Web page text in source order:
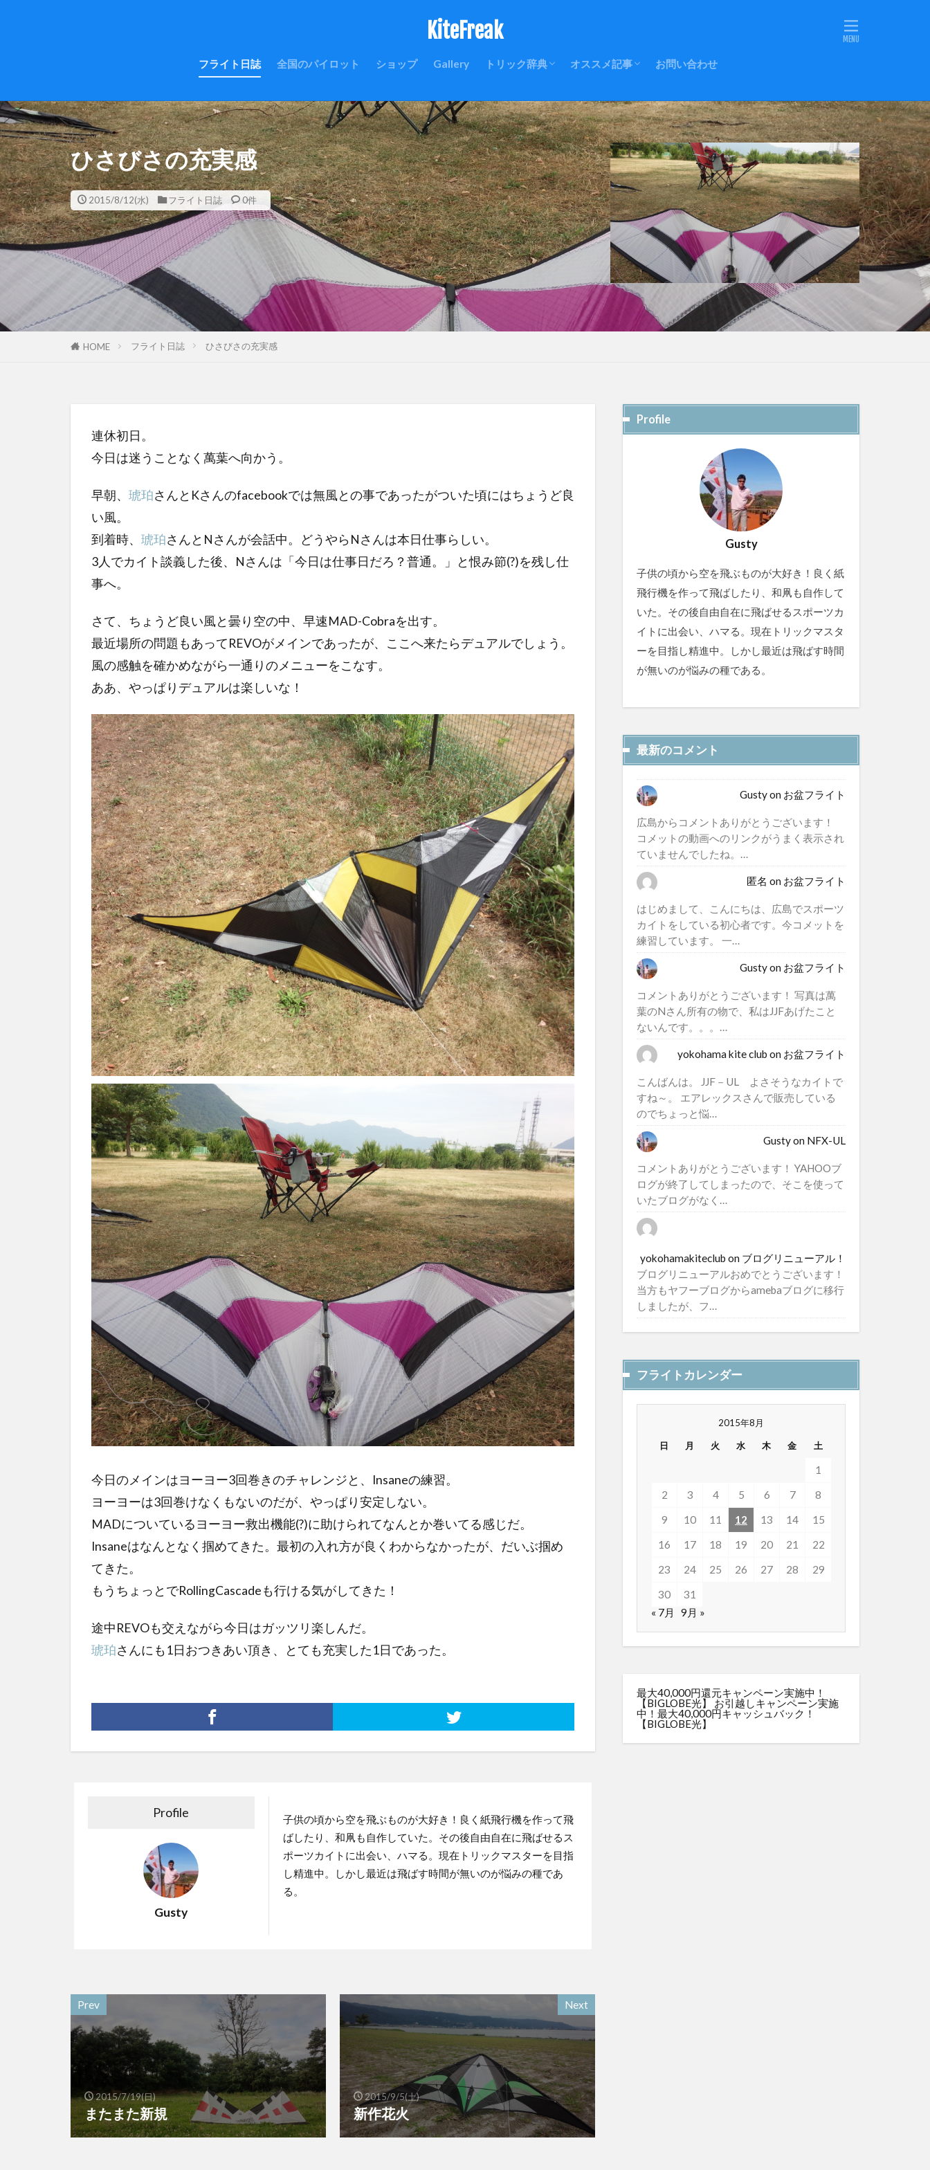
KiteFreak
フライト日誌 全国のパイロット ショップ Gallery トリック辞典 オススメ記事 お問い合わせ
ひさびさの充実感
2015/8/12(水) フライト日誌 0件
HOME フライト日誌 ひさびさの充実感
連休初日。
今日は迷うことなく萬葉へ向かう。
早朝、 琥珀さんとKさんのfacebookでは無風との事であったがついた頃にはちょうど良
い風。
到着時、 琥珀さんとNさんが会話中。どうやらNさんは本日仕事らしい。
3人でカイト談義した後、Nさんは「今日は仕事日だろ？普通。」と恨み節(?)を残し仕
事へ。
さて、ちょうど良い風と曇り空の中、早速MAD-Cobraを出す。
最近場所の問題もあってREVOがメインであったが、ここへ来たらデュアルでしょう。
風の感触を確かめながら一通りのメニューをこなす。
ああ、やっぱりデュアルは楽しいな！
今日のメインはヨーヨー3回巻きのチャレンジと、Insaneの練習。
ヨーヨーは3回巻けなくもないのだが、やっぱり安定しない。
MADについているヨーヨー救出機能(?)に助けられてなんとか巻いてる感じだ。
Insaneはなんとなく掴めてきた。最初の入れ方が良くわからなかったが、だいぶ掴め
てきた。
もうちょっとでRollingCascadeも行ける気がしてきた！
途中REVOも交えながら今日はガッツリ楽しんだ。
琥珀さんにも1日おつきあい頂き、とても充実した1日であった。
Profile
Gusty
子供の頃から空を飛ぶものが大好き！良く紙飛行機を作って飛
ばしたり、和凧も自作していた。その後自由自在に飛ばせるス
ポーツカイトに出会い、ハマる。現在トリックマスターを目指
し精進中。しかし最近は飛ばす時間が無いのが悩みの種であ
る。
Prev
2015/7/19(日)
またまた新規
Next
2015/9/5(土)
新作花火
Profile
Gusty
子供の頃から空を飛ぶものが大好き！良く紙
飛行機を作って飛ばしたり、和凧も自作して
いた。その後自由自在に飛ばせるスポーツカ
イトに出会い、ハマる。現在トリックマスタ
ーを目指し精進中。しかし最近は飛ばす時間
が無いのが悩みの種である。
最新のコメント
Gustyon お盆フライト
広島からコメントありがとうございます！
コメットの動画へのリンクがうまく表示され
ていませんでしたね。…
匿名 on お盆フライト
はじめまして、こんにちは、広島でスポーツ
カイトをしている初心者です。今コメットを
練習しています。 一…
Gustyon お盆フライト
コメントありがとうございます！ 写真は萬
葉のNさん所有の物で、私はJJFあげたこと
ないんです。。。…
yokohama kite club on お盆フライト
こんばんは。 JJF－UL よさそうなカイトで
すね～。 エアレックスさんで販売している
のでちょっと悩…
Gustyon NFX-UL
コメントありがとうございます！ YAHOOブ
ログが終了してしまったので、そこを使って
いたブログがなく…
yokohamakiteclub on ブログリニューアル！
ブログリニューアルおめでとうございます！
当方もヤフーブログからamebaブログに移行
しましたが、フ…
フライトカレンダー
2015年8月
日 月 火 水 木 金 土
1
2
3 4 5 6 7
8
9
10 11 12 13 14
15
16
17 18 19 20 21
22
23
24 25 26 27 28
29
30
31
« 7月
9月 »
最大40,000円還元キャンペーン実施中！
【BIGLOBE光】
お引越しキャンペーン実施
中！最大40,000円キャッシュバック！
【BIGLOBE光】